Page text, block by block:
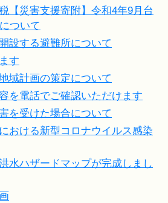
【災害支援寄附】令和4年9月台
ついて
設する避難所について
す
域計画の策定について
を電話でご確認いただけます
を受けた場合について
おける新型コロナウイルス感染
水ハザードマップが完成しまし